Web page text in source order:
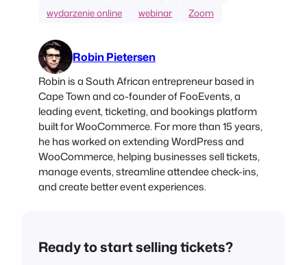
wydarzenie online
webinar Zoom
Robin Pietersen
Robin is a South African entrepreneur based in
Cape Town and co-founder of FooEvents, a
leading event, ticketing, and bookings platform
built for WooCommerce. For more than 15 years,
he has worked on extending WordPress and
WooCommerce, helping businesses sell tickets,
manage events, streamline attendee check-ins,
and create better event experiences.
Ready to start selling tickets?